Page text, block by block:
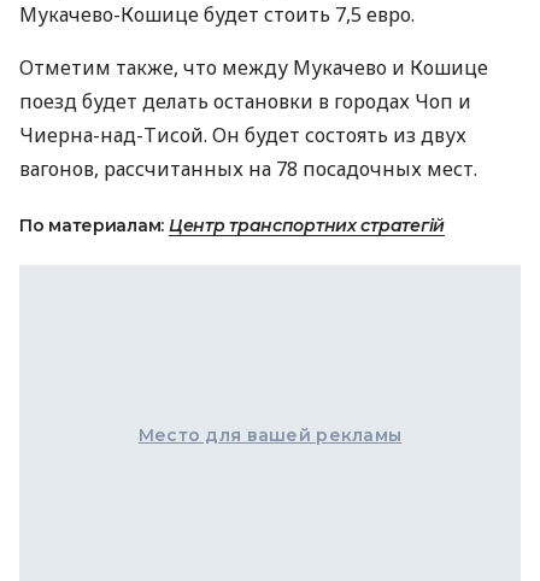
Мукачево-Кошице будет стоить 7,5 евро.
Отметим также, что между Мукачево и Кошице
поезд будет делать остановки в городах Чоп и
Чиерна-над-Тисой. Он будет состоять из двух
вагонов, рассчитанных на 78 посадочных мест.
По материалам: Центр транспортних стратегій
Место для вашей рекламы